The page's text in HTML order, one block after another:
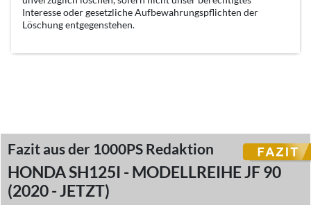
Interesse oder gesetzliche Aufbewahrungspflichten der
Löschung entgegenstehen.
Fazit aus der 1000PS Redaktion
HONDA SH125I - MODELLREIHE JF 90
(2020 - JETZT)